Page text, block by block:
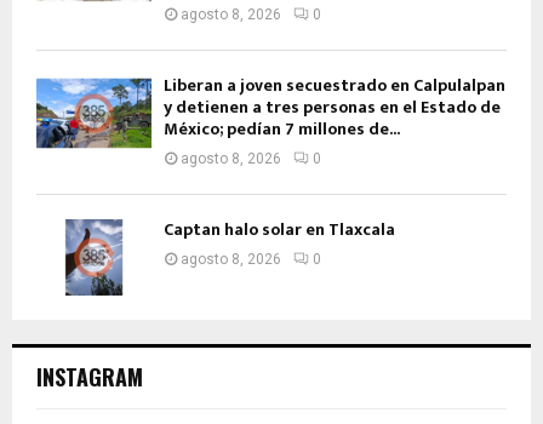
agosto 8, 2026 0
Liberan a joven secuestrado en Calpulalpan
y detienen a tres personas en el Estado de
México; pedían 7 millones de...
agosto 8, 2026 0
Captan halo solar en Tlaxcala
agosto 8, 2026 0
INSTAGRAM